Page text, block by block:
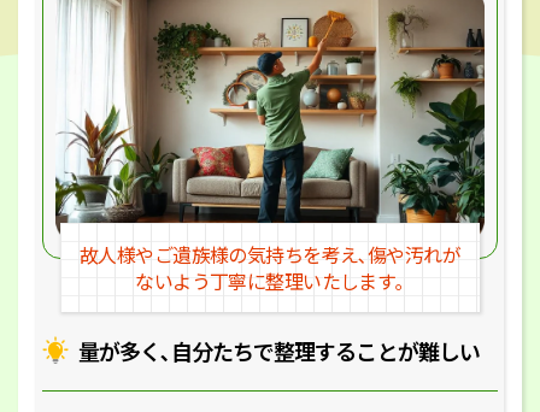
量が多く､自分たちで整理することが難しい
故人様やご遺族様の気持ちを考え､傷や汚れが
ないよう丁寧に整理いたします｡